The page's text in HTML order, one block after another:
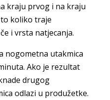
kraju prvog i na kraju
koliko traje
i vrsta natjecanja.
nogometna utakmica
Ako je rezultat
drugog
odlazi u produžetke.